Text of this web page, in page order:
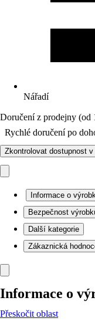
Nářadí
Doručení z prodejny (od
Rychlé doručení po
Zkontrolovat dostupnost
Informace o
Bezpečnost
Další kategorie
Zákaznická
Informace o
Přeskočit oblast